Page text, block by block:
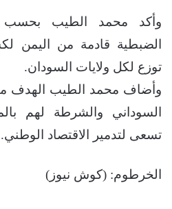
وأكد محمد الطيب بحسب
الضبطية قادمة من اليمن
توزع لكل ولايات السودان.
وأضاف محمد الطيب الهدف
السوداني والشرطة لهم
تسعى لتدمير الاقتصاد الوطني.
الخرطوم: (كوش نيوز)